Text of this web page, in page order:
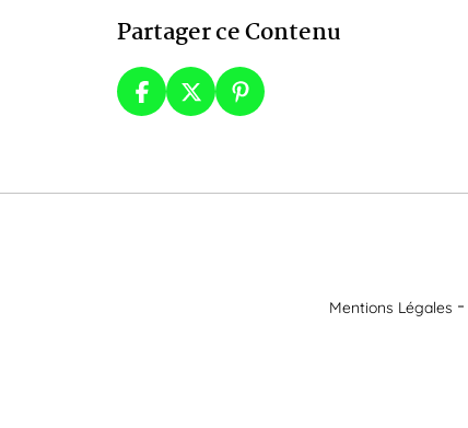
Partager ce Contenu
Mentions Légales